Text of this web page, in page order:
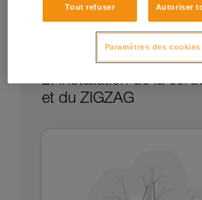
2. Installation de la
et du ZIGZAG
Tout refuser Autoriser
Paramètres des cookies